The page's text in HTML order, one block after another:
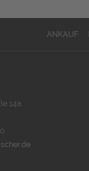
ANKAUF
14a